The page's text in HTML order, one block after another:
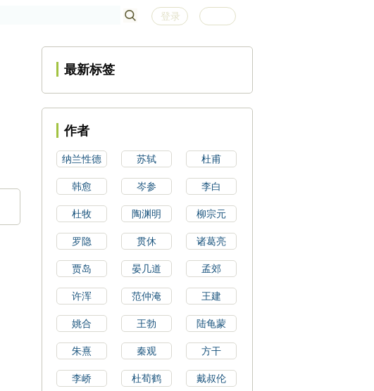
登录
最新标签
作者
纳兰性德 苏轼 杜甫
韩愈 岑参 李白
杜牧 陶渊明 柳宗元
罗隐 贯休 诸葛亮
贾岛 晏几道 孟郊
许浑 范仲淹 王建
姚合 王勃 陆龟蒙
朱熹 秦观 方干
李峤 杜荀鹤 戴叔伦